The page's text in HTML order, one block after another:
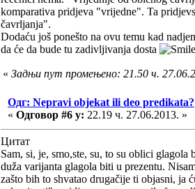
komparativa pridjeva "vrijedne". Ta
čavrljanja".
Dodaću još ponešto na ovu temu kad
da će da bude tu zadivljivanja dosta
« Задњи пут промењено: 21.50 ч.
Одг: Nepravi objekat ili deo predikata?
« Одговор #6 у: 22.19 ч. 27.06.2013. »
Цитат
Sam, si, je, smo,ste, su, to su oblici glagola
duža varijanta glagola biti u prezentu.
zašto bih to shvatao drugačije ti objasni, ja